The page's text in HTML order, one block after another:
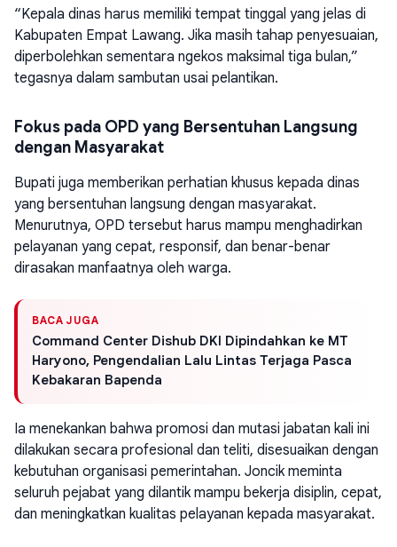
“Kepala dinas harus memiliki tempat tinggal yang jelas di
Kabupaten Empat Lawang. Jika masih tahap penyesuaian,
diperbolehkan sementara ngekos maksimal tiga bulan,”
tegasnya dalam sambutan usai pelantikan.
Fokus pada OPD yang Bersentuhan Langsung
dengan Masyarakat
Bupati juga memberikan perhatian khusus kepada dinas
yang bersentuhan langsung dengan masyarakat.
Menurutnya, OPD tersebut harus mampu menghadirkan
pelayanan yang cepat, responsif, dan benar-benar
dirasakan manfaatnya oleh warga.
BACA JUGA
Command Center Dishub DKI Dipindahkan ke MT
Haryono, Pengendalian Lalu Lintas Terjaga Pasca
Kebakaran Bapenda
Ia menekankan bahwa promosi dan mutasi jabatan kali ini
dilakukan secara profesional dan teliti, disesuaikan dengan
kebutuhan organisasi pemerintahan. Joncik meminta
seluruh pejabat yang dilantik mampu bekerja disiplin, cepat,
dan meningkatkan kualitas pelayanan kepada masyarakat.